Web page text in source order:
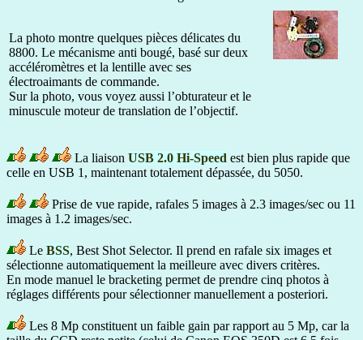
La photo montre quelques pièces délicates du
8800. Le mécanisme anti bougé, basé sur deux
accéléromètres et la lentille avec ses
électroaimants de commande.
Sur la photo, vous voyez aussi l’obturateur et le
minuscule moteur de translation de l’objectif.
La liaison USB 2.0 Hi-Speed est bien plus rapide que
celle en USB 1, maintenant totalement dépassée, du 5050.
Prise de vue rapide, rafales 5 images à 2.3 images/sec ou 11
images à 1.2 images/sec.
Le BSS, Best Shot Selector. Il prend en rafale six images et
sélectionne automatiquement la meilleure avec divers critères.
En mode manuel le bracketing permet de prendre cinq photos à
réglages différents pour sélectionner manuellement a posteriori.
Les 8 Mp constituent un faible gain par rapport au 5 Mp, car la